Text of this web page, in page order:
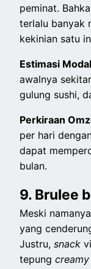
peminat.
terlalu banyak
kekinian satu
Estimasi
awalnya
gulung sushi,
Perkiraan
per hari
dapat
bulan.
9. Brulee
Meski
yang
Justru,snack
tepung